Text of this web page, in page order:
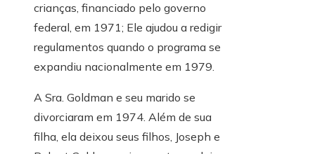
crianças, financiado pelo governo
federal, em 1971; Ele ajudou a redigir
regulamentos quando o programa se
expandiu nacionalmente em 1979.
A Sra. Goldman e seu marido se
divorciaram em 1974. Além de sua
filha, ela deixou seus filhos, Joseph e